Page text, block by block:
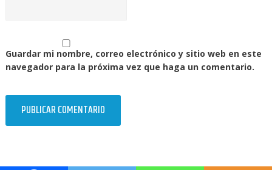
Guardar mi nombre, correo electrónico y sitio web en este
navegador para la próxima vez que haga un comentario.